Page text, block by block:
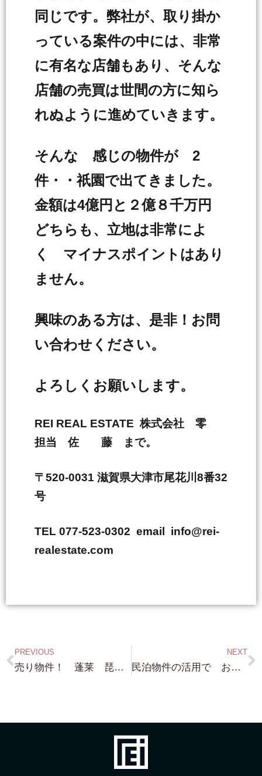
同じです。弊社が、取り掛か
っている案件の中には、非常
に有名な店舗もあり、そんな
店舗の売買は世間の方に知ら
れぬように進めていきます。
そんな 感じの物件が 2
件・・祇園で出てきました。
金額は4億円と２億８千万円
どちらも、立地は非常によ
く マイナスポイントはあり
ません。
興味のある方は、是非！お問
い合わせください。
よろしくお願いします。
REI REAL ESTATE 株式会社 零
担当 佐 藤 まで。
〒520-0031 滋賀県大津市尾花川8番32
号
TEL 077-523-0302 email info@rei-
realestate.com
PREVIOUS
売り物件！ 蓬莱 琵琶湖浜前 約189坪 土地・建物（鉄骨造）環境抜群 価格4,850万円 いいね！これ
NEXT
民泊物件の活用で お困りの方？（京都市内限定）是非！ 当社に ご一報ください。 活用方法・・（秘密 笑）大手企業が 探しています！